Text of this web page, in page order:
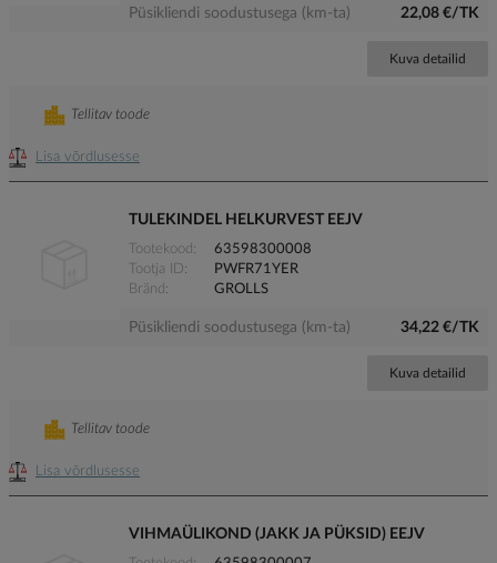
Püsikliendi soodustusega (km-ta) 22,08 €/TK
Kuva detailid
Lisa võrdlusesse
Tellitav toode
TULEKINDEL HELKURVEST EEJV
Tootekood
63598300008
Tootja ID
PWFR71YER
Bränd
GROLLS
Püsikliendi soodustusega (km-ta) 34,22 €/TK
Kuva detailid
Lisa võrdlusesse
Tellitav toode
VIHMAÜLIKOND (JAKK JA PÜKSID) EEJV